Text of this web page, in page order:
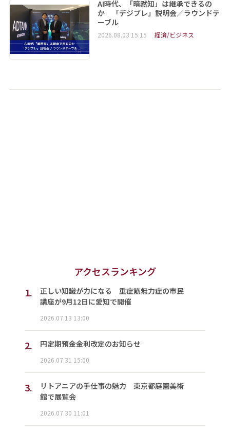
AI時代、「暗黙知」は継承できるの
か 「デジブレ」説明会／ラウンドテ
ーブル
2026.08.03 15:15 経済/ビジネス
アクセスランキング
1.
正しい知識が力になる 重症筋無力症の市民
講座が9月12日に愛知で開催
2026.07.13 13:00
2. 円定期預金金利改定のお知らせ
2026.07.31 15:00
3.
リトアニアの手仕事の魅力 東京都庭園美術
館で展覧会
2026.07.30 11:01